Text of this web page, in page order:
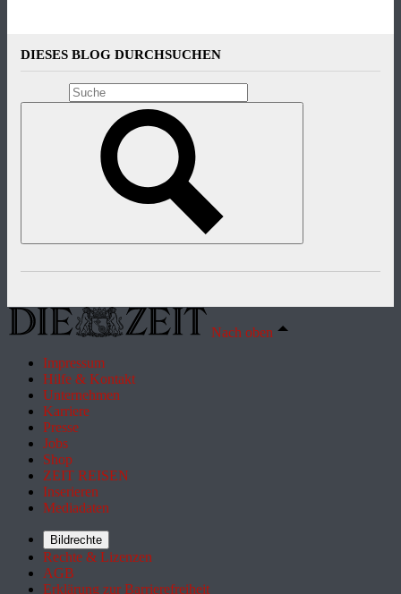
DIESES BLOG DURCHSUCHEN
Nach oben
Impressum
Hilfe & Kontakt
Unternehmen
Karriere
Presse
Jobs
Shop
ZEIT REISEN
Inserieren
Mediadaten
Bildrechte
Rechte & Lizenzen
AGB
Erklärung zur Barrierefreiheit